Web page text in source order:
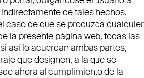
de tales hechos.
caso de que se produzca cualquier
la presente página web, todas las
así lo acuerdan ambas partes,
que designen, a la que se
ahora al cumplimiento de la